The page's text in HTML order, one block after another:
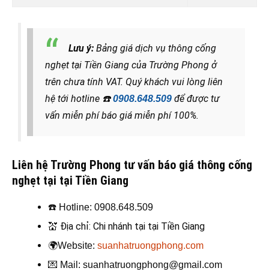
Lưu ý: Bảng giá dịch vụ thông cống
nghẹt tại Tiền Giang của Trường Phong ở
trên chưa tính VAT. Quý khách vui lòng liên
hệ tới hotline ☎️0908.648.509 để được tư
vấn miễn phí báo giá miễn phí 100%.
Liên hệ Trường Phong tư vấn báo giá thông cống
nghẹt tại tại Tiền Giang
☎️ Hotline: 0908.648.509
💒 Địa chỉ: Chi nhánh tại tại Tiền Giang
🌍Website: suanhatruongphong.com
💌 Mail: suanhatruongphong@gmail.com